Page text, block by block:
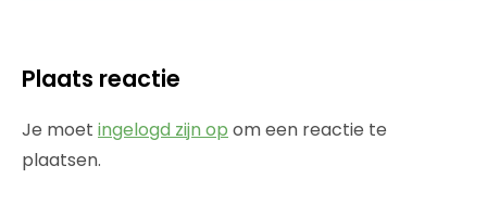
Plaats reactie
Je moet ingelogd zijn op om een reactie te
plaatsen.